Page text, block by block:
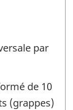
par
de 10
(grappes)